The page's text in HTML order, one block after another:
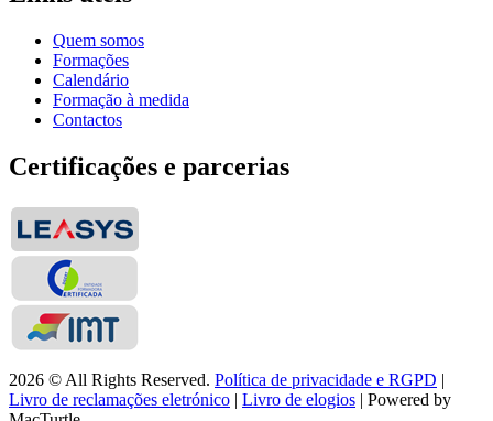
Quem somos
Formações
Calendário
Formação à medida
Contactos
Certificações e parcerias
2026 © All Rights Reserved. Política de privacidade e RGPD |
Livro de reclamações eletrónico | Livro de elogios | Powered by